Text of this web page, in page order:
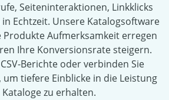
Seiteninteraktionen, Linkklicks
Echtzeit. Unsere Katalogsoftware
Produkte Aufmerksamkeit erregen
Ihre Konversionsrate steigern.
Berichte oder verbinden Sie
um tiefere Einblicke in die Leistung
zu erhalten.